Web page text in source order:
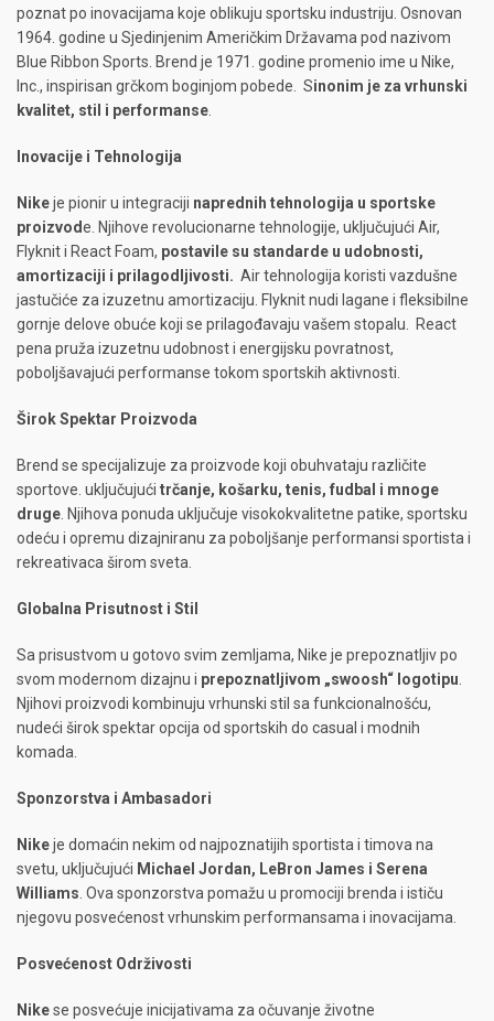
poznat po inovacijama koje oblikuju sportsku industriju. Osnovan
1964. godine u Sjedinjenim Američkim Državama pod nazivom
Blue Ribbon Sports. Brend je 1971. godine promenio ime u Nike,
Inc., inspirisan grčkom boginjom pobede. Sinonim je za vrhunski
kvalitet, stil i performanse.
Inovacije i Tehnologija
Nikeje pionir u integraciji naprednih tehnologija u sportske
proizvode. Njihove revolucionarne tehnologije, uključujući Air,
Flyknit i React Foam, postavile su standarde u udobnosti,
amortizaciji i prilagodljivosti. Air tehnologija koristi vazdušne
jastučiće za izuzetnu amortizaciju. Flyknit nudi lagane i fleksibilne
gornje delove obuće koji se prilagođavaju vašem stopalu. React
pena pruža izuzetnu udobnost i energijsku povratnost,
poboljšavajući performanse tokom sportskih aktivnosti.
Širok Spektar Proizvoda
Brend se specijalizuje za proizvode koji obuhvataju različite
sportove. uključujući trčanje, košarku, tenis, fudbal i mnoge
druge. Njihova ponuda uključuje visokokvalitetne patike, sportsku
odeću i opremu dizajniranu za poboljšanje performansi sportista i
rekreativaca širom sveta.
Globalna Prisutnost i Stil
Sa prisustvom u gotovo svim zemljama, Nike je prepoznatljiv po
svom modernom dizajnu i prepoznatljivom „swoosh“ logotipu.
Njihovi proizvodi kombinuju vrhunski stil sa funkcionalnošću,
nudeći širok spektar opcija od sportskih do casual i modnih
komada.
Sponzorstva i Ambasadori
Nikeje domaćin nekim od najpoznatijih sportista i timova na
svetu, uključujući Michael Jordan, LeBron James i Serena
Williams. Ova sponzorstva pomažu u promociji brenda i ističu
njegovu posvećenost vrhunskim performansama i inovacijama.
Posvećenost Održivosti
Nikese posvećuje inicijativama za očuvanje životne